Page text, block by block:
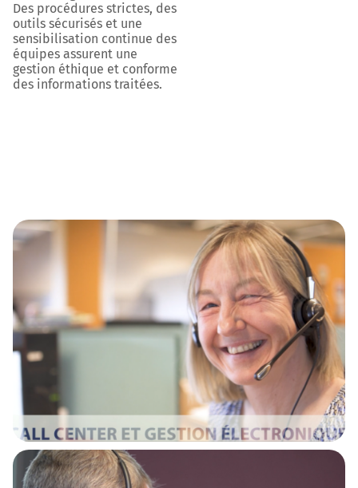
Des procédures strictes, des
outils sécurisés et une
sensibilisation continue des
équipes assurent une
gestion éthique et conforme
des informations traitées.